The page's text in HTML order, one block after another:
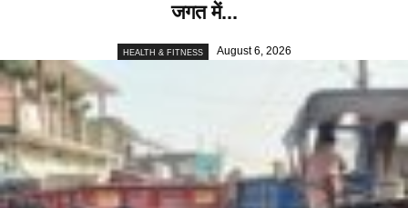
जगत में...
HEALTH & FITNESS August 6, 2026